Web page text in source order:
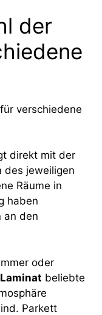
der
für verschiedene
direkt mit der
des jeweiligen
Räume in
haben
an den
oder
beliebte
Parkett